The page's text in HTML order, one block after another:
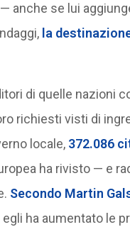
— anche se lui
la
di quelle nazioni
richiesti visti di
locale, 372.086
ha rivisto — e
Secondo Martin
ha aumentato le